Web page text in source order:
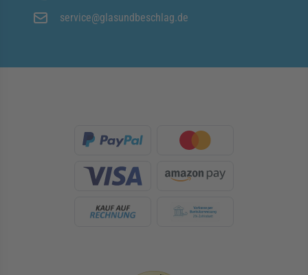
service@glasundbeschlag.de